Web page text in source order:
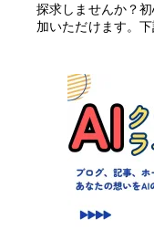
探求しませんか？
加いただけます。